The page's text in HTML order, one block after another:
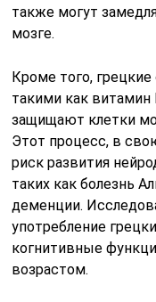
также могут
мозге.
Кроме того,
такими как
защищают клетки
Этот процесс, в
риск развития
таких как болезнь
деменции.
употребление
когнитивные
возрастом.